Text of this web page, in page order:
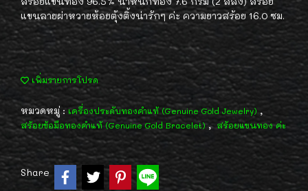
แขนลายผ่าหวายห้อยตุ้งติ้งน่ารักๆ ค่ะ ความยาวสร้อย 16.0 ซม.
เพิ่มรายการโปรด
หมวดหมู่ : เครื่องประดับทองคำแท้ (Genuine Gold Jewelry) ,
สร้อยข้อมือทองคำแท้ (Genuine Gold Bracelet), สร้อยแขนทอง ค่ะ
Share